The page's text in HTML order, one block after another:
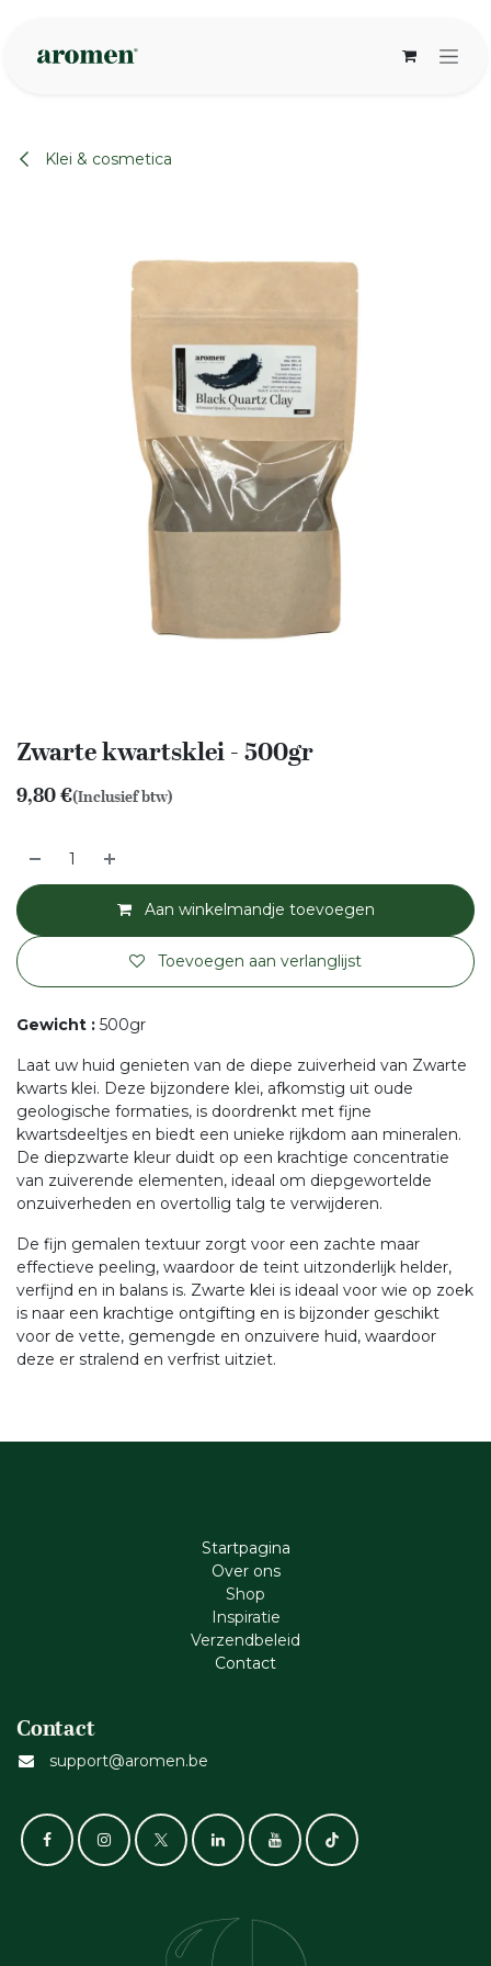
Klei & cosmetica
Zwarte kwartsklei - 500gr
9,80€(Inclusief btw)
Aan winkelmandje toevoegen
Toevoegen aan verlanglijst
Gewicht : 500gr
Laat uw huid genieten van de diepe zuiverheid van Zwarte
kwarts klei. Deze bijzondere klei, afkomstig uit oude
geologische formaties, is doordrenkt met fijne
kwartsdeeltjes en biedt een unieke rijkdom aan mineralen.
De diepzwarte kleur duidt op een krachtige concentratie
van zuiverende elementen, ideaal om diepgewortelde
onzuiverheden en overtollig talg te verwijderen.
De fijn gemalen textuur zorgt voor een zachte maar
effectieve peeling, waardoor de teint uitzonderlijk helder,
verfijnd en in balans is. Zwarte klei is ideaal voor wie op zoek
is naar een krachtige ontgifting en is bijzonder geschikt
voor de vette, gemengde en onzuivere huid, waardoor
deze er stralend en verfrist uitziet.
Startpagina
Ove​r​ ons
Shop
Inspiratie
Verzendbeleid
Cont​act
Contact
support@aromen.be